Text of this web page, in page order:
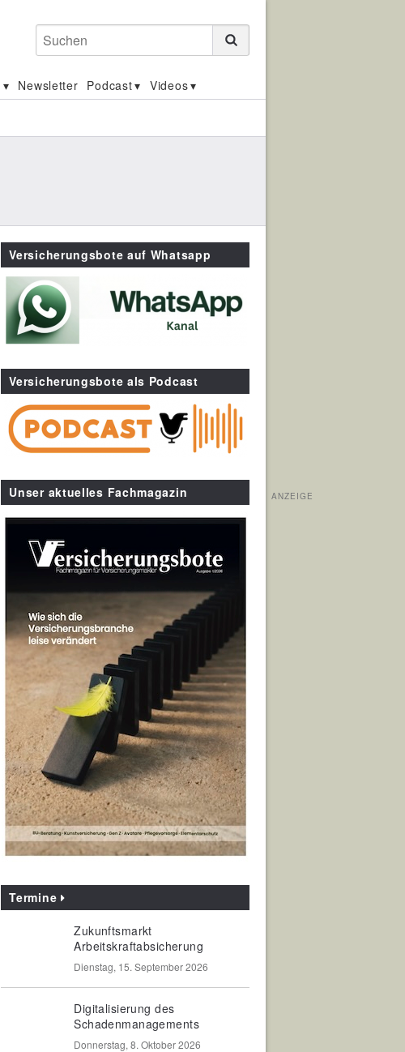
Suchen
Newsletter Podcast Videos
Versicherungsbote auf Whatsapp
Versicherungsbote als Podcast
Unser aktuelles Fachmagazin
Termine
Zukunftsmarkt
Arbeitskraftabsicherung
Dienstag, 15. September 2026
Digitalisierung des
Schadenmanagements
Donnerstag, 8. Oktober 2026
ANZEIGE